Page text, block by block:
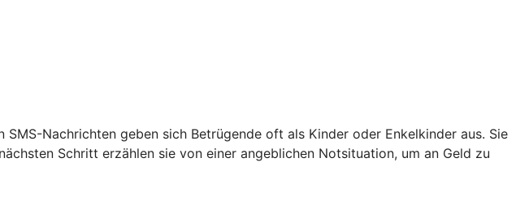
Nachrichten geben sich Betrügende oft als Kinder oder Enkelkinder aus. Sie
Schritt erzählen sie von einer angeblichen Notsituation, um an Geld zu